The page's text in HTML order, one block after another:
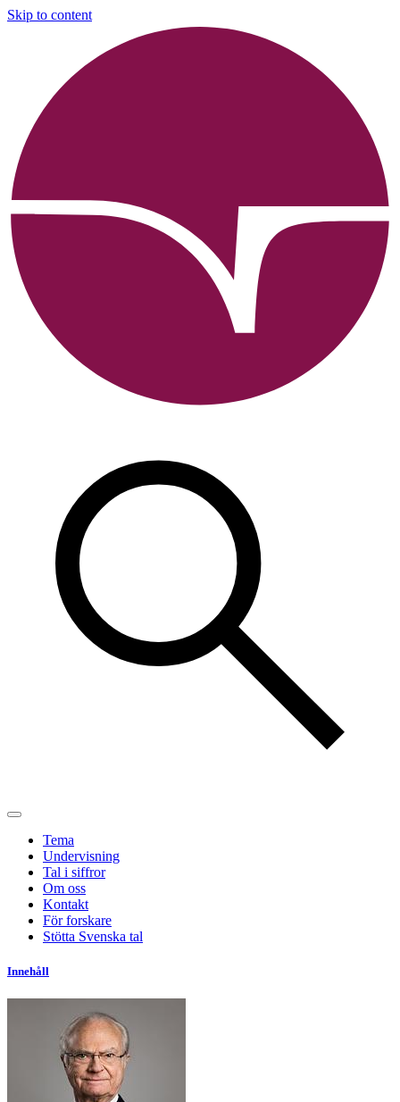
Skip to content
Tema
Undervisning
Tal i siffror
Om oss
Kontakt
För forskare
Stötta Svenska tal
Innehåll